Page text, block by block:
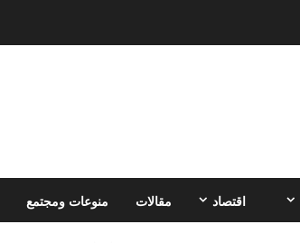
اقتصاد مقالات منوعات ومجتمع